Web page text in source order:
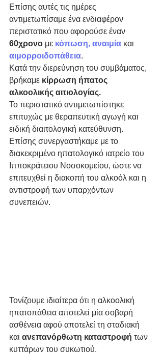
Επίσης αυτές τις ημέρες
αντιμετωπίσαμε ένα ενδιαφέρον
περιστατικό που αφορούσε έναν
60χρονο με κόπωση, αναιμία και
αιμορροιδοπάθεια.
Κατά την διερεύνηση του συμβάματος,
βρήκαμε κίρρωση ήπατος
αλκοολικής αιτιολογίας.
Το περιστατικό αντιμετωπίστηκε
επιτυχώς με θεραπευτική αγωγή και
ειδική διαιτολογική κατεύθυνση.
Επίσης συνεργαστήκαμε με το
διακεκριμένο ηπατολογικό ιατρείο του
Ιπποκράτειου Νοσοκομείου, ώστε να
επιτευχθεί η διακοπή του αλκοόλ και η
αντιστροφή των υπαρχόντων
συνεπειών.
Τονίζουμε ιδιαίτερα ότι η αλκοολική
ηπατοπάθεια αποτελεί μία σοβαρή
ασθένεια αφού αποτελεί τη σταδιακή
και ανεπανόρθωτη καταστροφή των
κυττάρων του συκωτιού.